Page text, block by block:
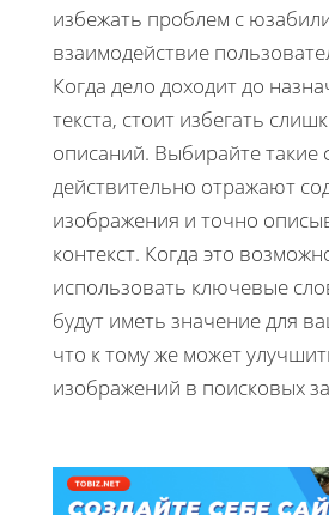
избежать проблем с
взаимодействие
Когда дело доходит до
текста, стоит избегать
описаний. Выбирайте такие
действительно отражают
изображения и точно
контекст. Когда это
использовать ключевые
будут иметь значение для
что к тому же может
изображений в поисковых